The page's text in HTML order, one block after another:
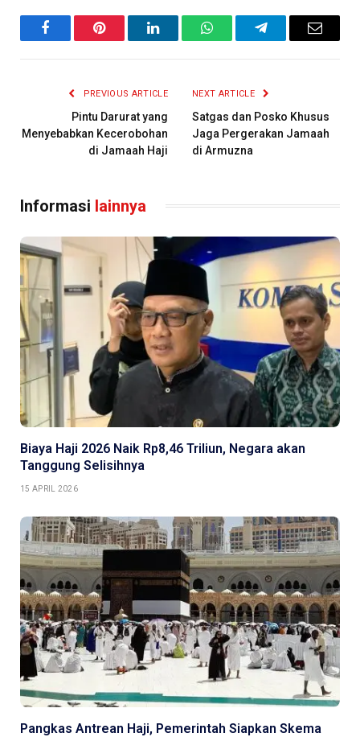
FacebookPinterest LinkedInWhatsAppTelegramEmail
PREVIOUS ARTICLE
Pintu Darurat yang
Menyebabkan Kecerobohan
di Jamaah Haji
NEXT ARTICLE
Satgas dan Posko Khusus
Jaga Pergerakan Jamaah
di Armuzna
Informasi lainnya
Biaya Haji 2026 Naik Rp8,46 Triliun, Negara akan
Tanggung Selisihnya
15 APRIL 2026
Pangkas Antrean Haji, Pemerintah Siapkan Skema